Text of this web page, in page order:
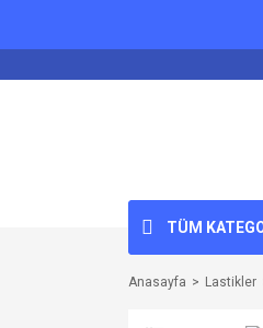
TÜM
Anasayfa Lastikler